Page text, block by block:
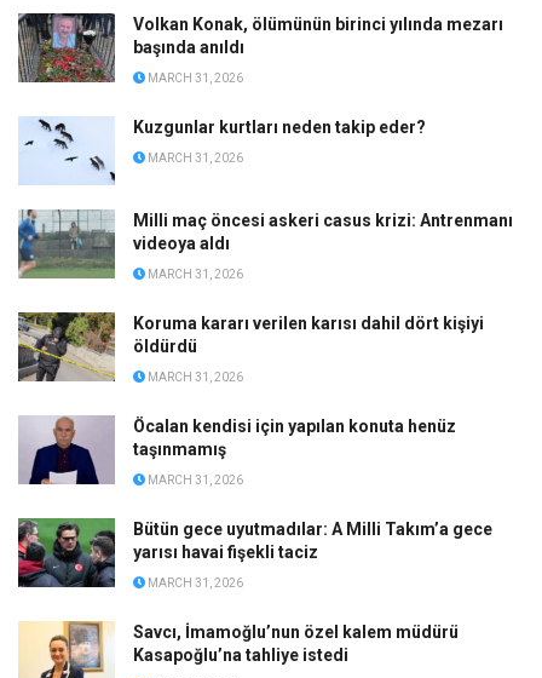
Volkan Konak, ölümünün birinci yılında mezarı
başında anıldı
MARCH 31, 2026
Kuzgunlar kurtları neden takip eder?
MARCH 31, 2026
Milli maç öncesi askeri casus krizi: Antrenmanı
videoya aldı
MARCH 31, 2026
Koruma kararı verilen karısı dahil dört kişiyi
öldürdü
MARCH 31, 2026
Öcalan kendisi için yapılan konuta henüz
taşınmamış
MARCH 31, 2026
Bütün gece uyutmadılar: A Milli Takım’a gece
yarısı havai fişekli taciz
MARCH 31, 2026
Savcı, İmamoğlu’nun özel kalem müdürü
Kasapoğlu’na tahliye istedi